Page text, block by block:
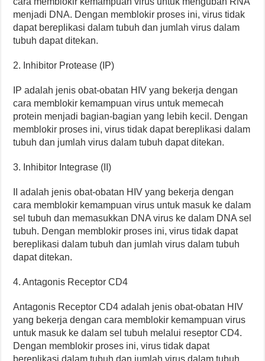
menjadi DNA. Dengan memblokir proses ini, virus tidak
dapat bereplikasi dalam tubuh dan jumlah virus dalam
tubuh dapat ditekan.
2. Inhibitor Protease (IP)
IP adalah jenis obat-obatan HIV yang bekerja dengan
cara memblokir kemampuan virus untuk memecah
protein menjadi bagian-bagian yang lebih kecil. Dengan
memblokir proses ini, virus tidak dapat bereplikasi dalam
tubuh dan jumlah virus dalam tubuh dapat ditekan.
3. Inhibitor Integrase (II)
II adalah jenis obat-obatan HIV yang bekerja dengan
cara memblokir kemampuan virus untuk masuk ke dalam
sel tubuh dan memasukkan DNA virus ke dalam DNA sel
tubuh. Dengan memblokir proses ini, virus tidak dapat
bereplikasi dalam tubuh dan jumlah virus dalam tubuh
dapat ditekan.
4. Antagonis Receptor CD4
Antagonis Receptor CD4 adalah jenis obat-obatan HIV
yang bekerja dengan cara memblokir kemampuan virus
untuk masuk ke dalam sel tubuh melalui reseptor CD4.
Dengan memblokir proses ini, virus tidak dapat
bereplikasi dalam tubuh dan jumlah virus dalam tubuh